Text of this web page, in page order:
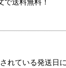
送料無料！
れている発送日